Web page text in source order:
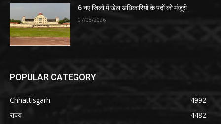
6 नए जिलों में खेल अधिकारियों के पदों को मंजूरी
07/08/2026
POPULAR CATEGORY
Chhattisgarh
4992
राज्य
4482